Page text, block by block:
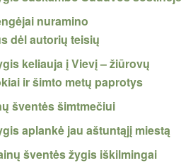
nuramino
dėl autorių teisių
keliauja į Vievį – žiūrovų
ir šimto metų paprotys
šventės šimtmečiui
aplankė jau aštuntąjį miestą
šventės žygis iškilmingai